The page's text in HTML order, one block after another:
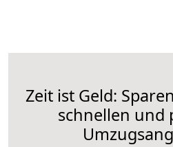
Zeit ist Geld:
schnellen und